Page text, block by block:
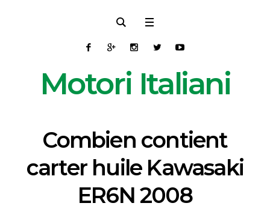
Motori Italiani
Combien contient
carter huile Kawasaki
ER6N 2008